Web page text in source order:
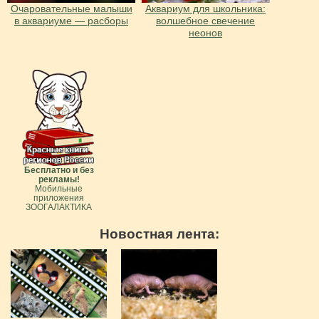
Очаровательные малыши
в аквариуме — расборы
Аквариум для школьника:
волшебное свечение
неонов
Бесплатно и без
рекламы!
Мобильные
приложения
ЗООГАЛАКТИКА
Новостная лента: